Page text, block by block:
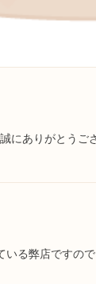
にありがとう
る弊店ですの